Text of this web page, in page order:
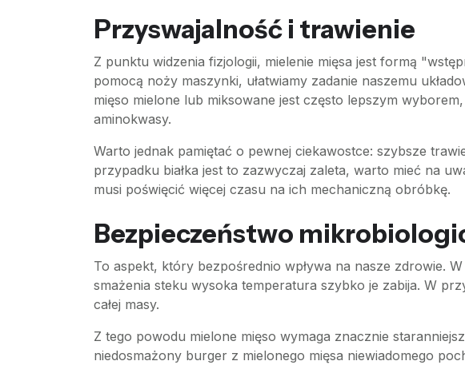
Przyswajalność i trawienie
Z punktu widzenia fizjologii, mielenie mięsa jest formą
pomocą noży maszynki, ułatwiamy zadanie naszemu
mięso mielone lub miksowane jest często lepszym
aminokwasy.
Warto jednak pamiętać o pewnej ciekawostce: szybsze
przypadku białka jest to zazwyczaj zaleta, warto mieć na
musi poświęcić więcej czasu na ich mechaniczną obróbkę.
Bezpieczeństwo
To aspekt, który bezpośrednio wpływa na nasze zdrowie.
smażenia steku wysoka temperatura szybko je zabija. W
całej masy.
Z tego powodu mielone mięso wymaga znacznie
niedosmażony burger z mielonego mięsa niewiadomego